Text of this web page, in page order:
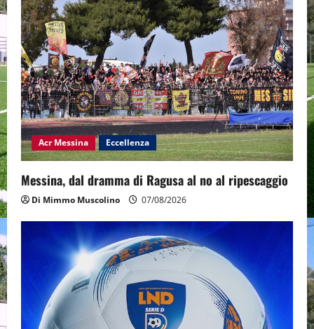
Acr Messina Eccellenza
Messina, dal dramma di Ragusa al no al ripescaggio
Di Mimmo Muscolino 07/08/2026